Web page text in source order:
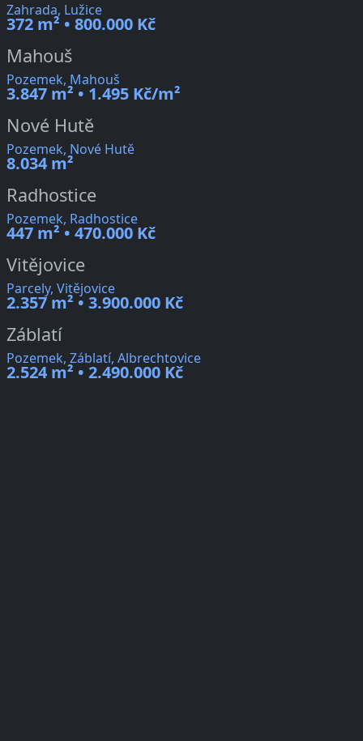
Zahrada, Lužice
372 m² • 800.000 Kč
Mahouš
Pozemek, Mahouš
3.847 m² • 1.495 Kč/m²
Nové Hutě
Pozemek, Nové Hutě
8.034 m²
Radhostice
Pozemek, Radhostice
447 m² • 470.000 Kč
Vitějovice
Parcely, Vitějovice
2.357 m² • 3.900.000 Kč
Záblatí
Pozemek, Záblatí, Albrechtovice
2.524 m² • 2.490.000 Kč